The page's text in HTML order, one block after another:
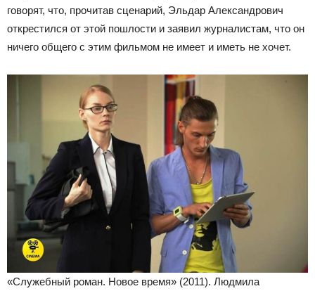
говорят, что, прочитав сценарий, Эльдар Александрович
открестился от этой пошлости и заявил журналистам, что он
ничего общего с этим фильмом не имеет и иметь не хочет.
«Служебный роман. Новое время» (2011). Людмила